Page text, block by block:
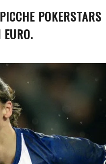
POKERSTARS